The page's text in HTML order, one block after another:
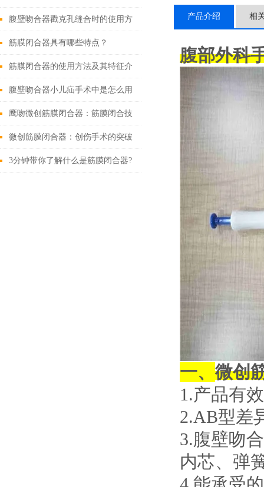
腹壁吻合器戳克孔缝合时的使用方
法
筋膜闭合器具有哪些特点？
筋膜闭合器的使用方法及其特征介
绍
腹壁吻合器小儿疝手术中是怎么用
的
鹰吻微创筋膜闭合器：筋膜闭合技
术大突破
微创筋膜闭合器：创伤手术的突破
性进展
3分钟带你了解什么是筋膜闭合器?
产品介绍 相
腹部外科
一、 微创
1.产品有
2.AB型差
3.腹壁吻
内芯、弹